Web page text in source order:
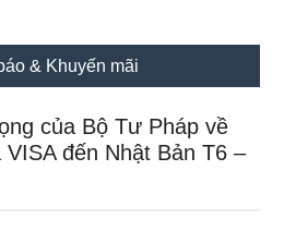
& Khuyến mãi
của Bộ Tư Pháp về
đến Nhật Bản T6 –